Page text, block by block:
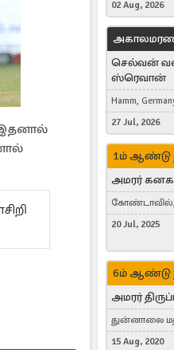
இதனால்
02 Aug, 2026
செல்வன்
ஸ்ரெவான்
Hamm,
27 Jul, 2026
1ம் ஆண்டு
அமரர்
கோண்டாவில்,
Germany,
20 Jul, 2025
6ம் ஆண்டு
அமரர்
துன்னாலை
United States,
15 Aug, 2020